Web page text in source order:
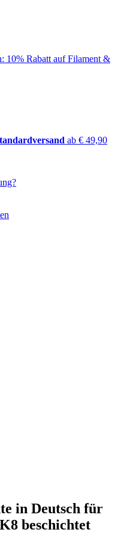
10% Rabatt auf Filament &
ab € 49,90
in Deutsch für
beschichtet